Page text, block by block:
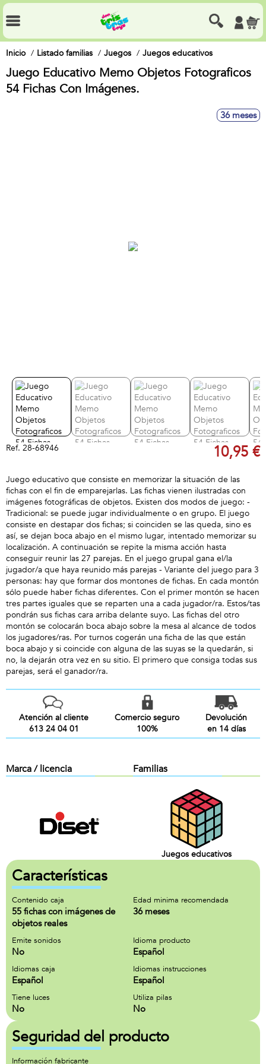
Inicio Listado familias Juegos Juegos educativos
Juego Educativo Memo Objetos Fotograficos
54 Fichas Con Imágenes.
36 meses
Ref. 28-68946 10,95 €
Juego educativo que consiste en memorizar la situación de las
fichas con el fin de emparejarlas. Las fichas vienen ilustradas con
imágenes fotográficas de objetos. Existen dos modos de juego: -
Tradicional: se puede jugar individualmente o en grupo. El juego
consiste en destapar dos fichas; si coinciden se las queda, sino es
así, se dejan boca abajo en el mismo lugar, intentado memorizar su
localización. A continuación se repite la misma acción hasta
conseguir reunir las 27 parejas. En el juego grupal gana el/la
jugador/a que haya reunido más parejas - Variante del juego para 3
personas: hay que formar dos montones de fichas. En cada montón
sólo puede haber fichas diferentes. Con el primer montón se hacen
tres partes iguales que se reparten una a cada jugador/ra. Estos/tas
pondrán sus fichas cara arriba delante suyo. Las fichas del otro
montón se colocarán boca abajo sobre la mesa al alcance de todos
los jugadores/ras. Por turnos cogerán una ficha de las que están
boca abajo y si coincide con alguna de las suyas se la quedarán, si
no, la dejarán otra vez en su sitio. El primero que consiga todas sus
parejas, será el ganador/ra.
Atención al cliente
613 24 04 01
Comercio seguro
100%
Devolución
en 14 días
Marca / licencia Familias
Juegos educativos
Características
Contenido caja
55 fichas con imágenes de
objetos reales
Edad minima recomendada
36 meses
Emite sonidos
No
Idioma producto
Español
Idiomas caja
Español
Idiomas instrucciones
Español
Tiene luces
No
Utiliza pilas
No
Seguridad del producto
Información fabricante